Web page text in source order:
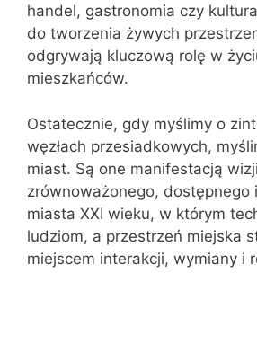
handel, gastronomia czy
do tworzenia żywych
odgrywają kluczową rolę w
mieszkańców.
Ostatecznie, gdy myślimy o
węzłach przesiadkowych,
miast. Są one manifestacją wizji
zrównoważonego, dostępnego
miasta XXI wieku, w którym
ludziom, a przestrzeń miejska
miejscem interakcji, wymiany i